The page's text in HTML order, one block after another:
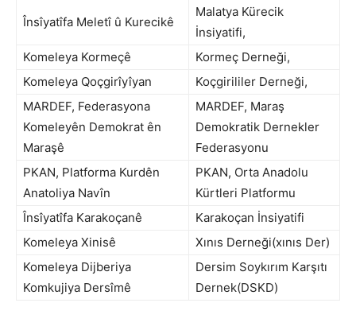
Însîyatîfa Meletî û Kurecikê
Malatya Kürecik
İnsiyatifi,
Komeleya Kormeçê
Kormeç Derneği,
Komeleya Qoçgirîyîyan
Koçgirililer Derneği,
MARDEF, Federasyona
Komeleyên Demokrat ên
Maraşê
MARDEF, Maraş
Demokratik Dernekler
Federasyonu
PKAN, Platforma Kurdên
Anatoliya Navîn
PKAN, Orta Anadolu
Kürtleri Platformu
Însîyatîfa Karakoçanê
Karakoçan İnsiyatifi
Komeleya Xinisê
Xınıs Derneği(xınıs Der)
Komeleya Dijberiya
Komkujiya Dersîmê
Dersim Soykırım Karşıtı
Dernek(DSKD)